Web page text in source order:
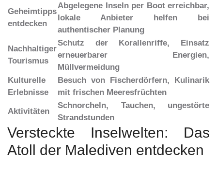
Geheimtipps
entdecken
Abgelegene Inseln per Boot erreichbar,
lokale Anbieter helfen bei
authentischer Planung
Nachhaltiger
Tourismus
Schutz der Korallenriffe, Einsatz
erneuerbarer Energien,
Müllvermeidung
Kulturelle
Erlebnisse
Besuch von Fischerdörfern, Kulinarik
mit frischen Meeresfrüchten
Aktivitäten
Schnorcheln, Tauchen, ungestörte
Strandstunden
Versteckte Inselwelten: Das
Atoll der Malediven entdecken